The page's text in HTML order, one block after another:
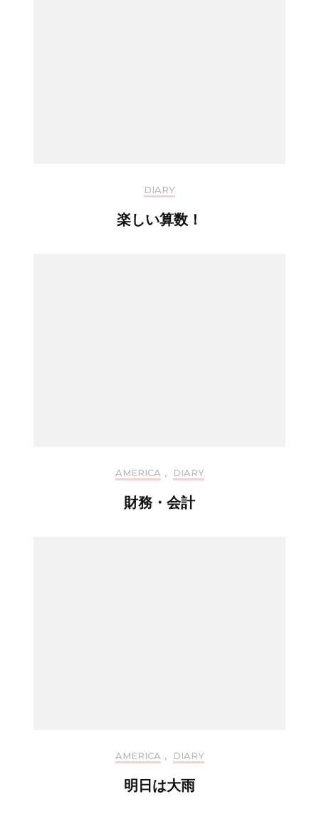
DIARY
楽しい算数！
AMERICA , DIARY
財務・会計
AMERICA , DIARY
明日は大雨